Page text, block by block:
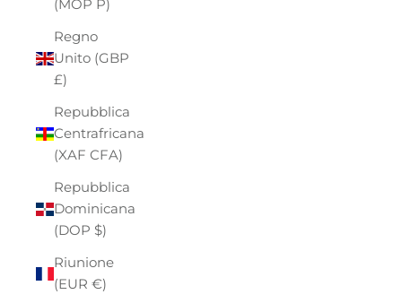
(MOP P)
Regno
Unito (GBP
£)
Repubblica
Centrafricana
(XAF CFA)
Repubblica
Dominicana
(DOP $)
Riunione
(EUR €)